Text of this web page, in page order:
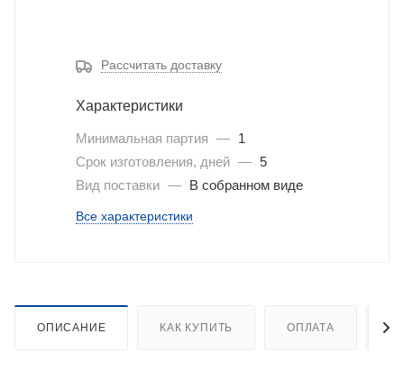
Рассчитать доставку
Характеристики
Минимальная партия —
1
Срок изготовления, дней — 5
Вид поставки — В собранном виде
Все характеристики
ОПИСАНИЕ КАК КУПИТЬ ОПЛАТА